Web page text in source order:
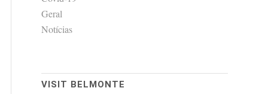
Geral
Notícias
VISIT BELMONTE